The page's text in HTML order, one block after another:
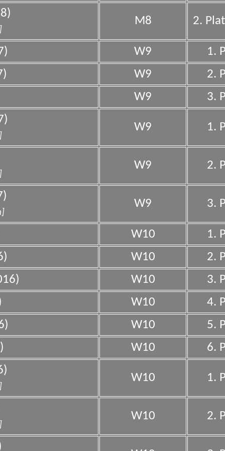
M8 2.
W9
1.
W9
2.
W9 3.
W9 1.
W9 2.
W9 3.
W10
1.
W10
2.
W10
3.
W10
4.
W10
5.
W10 6.
W10 1.
W10 2.